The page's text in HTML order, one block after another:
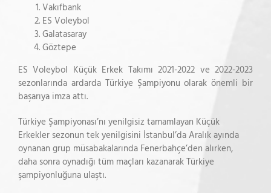
Vakıfbank
ES Voleybol
Galatasaray
Göztepe
ES Voleybol Küçük Erkek Takımı 2021-2022 ve 2022-2023
sezonlarında ardarda Türkiye Şampiyonu olarak önemli bir
başarıya imza attı.
Türkiye Şampiyonası’nı yenilgisiz tamamlayan Küçük
Erkekler sezonun tek yenilgisini İstanbul’da Aralık ayında
oynanan grup müsabakalarında Fenerbahçe’den alırken,
daha sonra oynadığı tüm maçları kazanarak Türkiye
şampiyonluğuna ulaştı.